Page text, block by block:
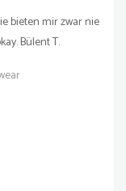
bieten mir zwar nie
Bülent T.